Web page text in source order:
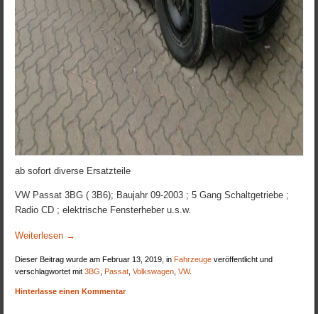
ab sofort diverse Ersatzteile
VW Passat 3BG ( 3B6); Baujahr 09-2003 ; 5 Gang Schaltgetriebe ;
Radio CD ; elektrische Fensterheber u.s.w.
Weiterlesen →
Dieser Beitrag wurde am Februar 13, 2019, in Fahrzeuge veröffentlicht und
verschlagwortet mit3BG Passat ,Volkswagen ,VW.
Hinterlasse einen Kommentar